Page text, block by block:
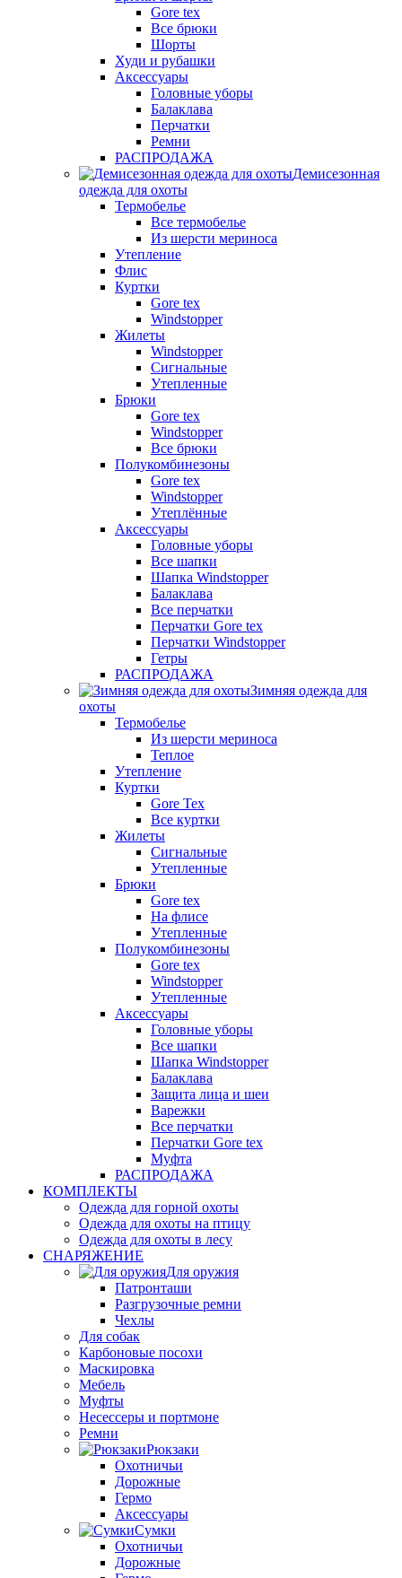
Gore tex
Все брюки
Шорты
Худи и рубашки
Аксессуары
Головные уборы
Балаклава
Перчатки
Ремни
РАСПРОДАЖА
Демисезонная
одежда для охоты
Термобелье
Все термобелье
Из шерсти мериноса
Утепление
Флис
Куртки
Gore tex
Windstopper
Жилеты
Windstopper
Сигнальные
Утепленные
Брюки
Gore tex
Windstopper
Все брюки
Полукомбинезоны
Gore tex
Windstopper
Утеплённые
Аксессуары
Головные уборы
Все шапки
Шапка Windstopper
Балаклава
Все перчатки
Перчатки Gore tex
Перчатки Windstopper
Гетры
РАСПРОДАЖА
Зимняя одежда для
охоты
Термобелье
Из шерсти мериноса
Теплое
Утепление
Куртки
Gore Tex
Все куртки
Жилеты
Сигнальные
Утепленные
Брюки
Gore tex
На флисе
Утепленные
Полукомбинезоны
Gore tex
Windstopper
Утепленные
Аксессуары
Головные уборы
Все шапки
Шапка Windstopper
Балаклава
Защита лица и шеи
Варежки
Все перчатки
Перчатки Gore tex
Муфта
РАСПРОДАЖА
КОМПЛЕКТЫ
Одежда для горной охоты
Одежда для охоты на птицу
Одежда для охоты в лесу
СНАРЯЖЕНИЕ
Для оружия
Патронташи
Разгрузочные ремни
Чехлы
Для собак
Карбоновые посохи
Маскировка
Мебель
Муфты
Несессеры и портмоне
Ремни
Рюкзаки
Охотничьи
Дорожные
Гермо
Аксессуары
Сумки
Охотничьи
Дорожные